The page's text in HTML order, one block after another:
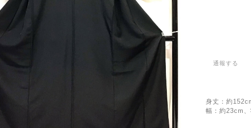
通報する
身丈：約
幅：約23cm